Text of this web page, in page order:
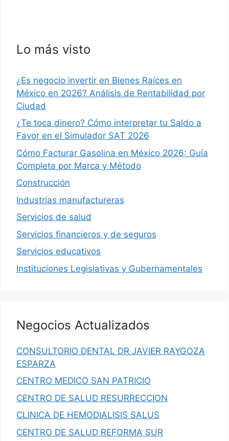
Lo más visto
¿Es negocio invertir en Bienes Raíces en
México en 2026? Análisis de Rentabilidad por
Ciudad
¿Te toca dinero? Cómo interpretar tu Saldo a
Favor en el Simulador SAT 2026
Cómo Facturar Gasolina en México 2026: Guía
Completa por Marca y Método
Construcción
Industrias manufactureras
Servicios de salud
Servicios financieros y de seguros
Servicios educativos
Instituciones Legislativas y Gubernamentales
Negocios Actualizados
CONSULTORIO DENTAL DR JAVIER RAYGOZA
ESPARZA
CENTRO MEDICO SAN PATRICIO
CENTRO DE SALUD RESURRECCION
CLINICA DE HEMODIALISIS SALUS
CENTRO DE SALUD REFORMA SUR